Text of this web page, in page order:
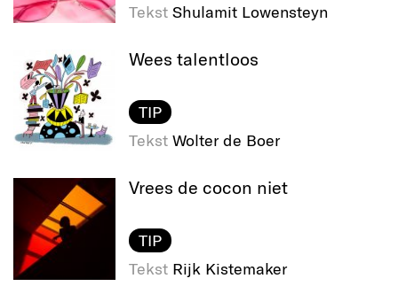
Tekst Shulamit Lowensteyn
Wees talentloos
TIP
Tekst Wolter de Boer
Vrees de cocon niet
TIP
Tekst Rijk Kistemaker